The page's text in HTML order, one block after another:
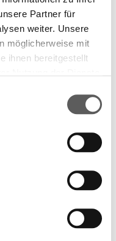
Partner für
weiter. Unsere
möglicherweise mit
ihnen bereitgestellt